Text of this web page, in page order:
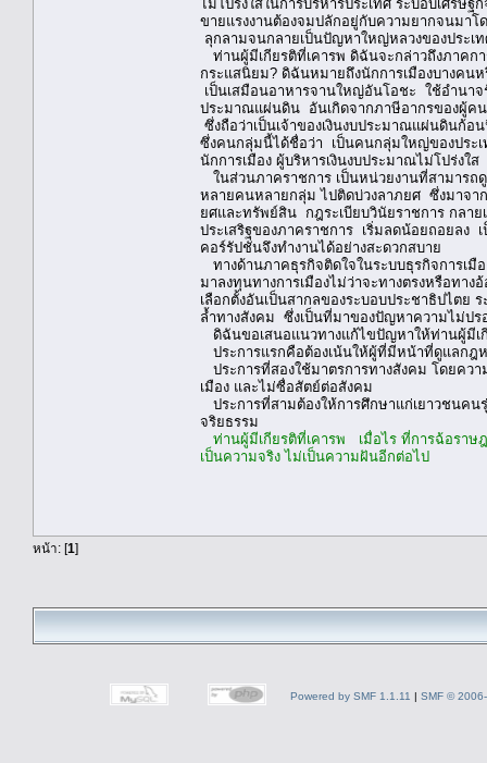
ไม่โปร่งใสในการบริหารประเทศ ระบอบเศร
ขายแรงงานต้องจมปลักอยู่กับความยากจนมา
ลุกลามจนกลายเป็นปัญหาใหญ่หลวงของประเ
ท่านผู้มีเกียรติที่เคารพ ดิฉันจะกล่าวถึงภาคก
กระแสนิยม? ดิฉันหมายถึงนักการเมืองบางค
เป็นเสมือนอาหารจานใหญ่อันโอชะ ใช้อำนาจ
ประมาณแผ่นดิน อันเกิดจากภาษีอากรของผู้ค
ซึ่งถือว่าเป็นเจ้าของเงินงบประมาณแผ่นดิน
ซึ่งคนกลุ่มนี้ได้ชื่อว่า เป็นคนกลุ่มใหญ่ของประ
นักการเมือง ผู้บริหารเงินงบประมาณไม่โปร่งใส
ในส่วนภาคราชการ เป็นหน่วยงานที่สามารถ
หลายคนหลายกลุ่ม ไปติดบ่วงลาภยศ ซึ่งมาจา
ยศและทรัพย์สิน กฎระเบียบวินัยราชการ กลา
ประเสริฐของภาคราชการ เริ่มลดน้อยถอยลง
คอร์รัปชั่นจึงทำงานได้อย่างสะดวกสบาย
ทางด้านภาคธุรกิจติดใจในระบบธุรกิจการเมื
มาลงทุนทางการเมืองไม่ว่าจะทางตรงหรือทา
เลือกตั้งอันเป็นสากลของระบอบประชาธิปไต
ล้ำทางสังคม ซึ่งเป็นที่มาของปัญหาความไม่ปร
ดิฉันขอเสนอแนวทางแก้ไขปัญหาให้ท่านผู้มีเ
ประการแรกคือต้องเน้นให้ผู้ที่มีหน้าที่ดูแลกฎ
ประการที่สองใช้มาตรการทางสังคม โดยค
เมือง และไม่ซื่อสัตย์ต่อสังคม
ประการที่สามต้องให้การศึกษาแก่เยาวชนค
จริยธรรม
ท่านผู้มีเกียรติที่เคารพ เมื่อไร ที่การฉ้อราษ
เป็นความจริง ไม่เป็นความฝันอีกต่อไป
หน้า: [1]
Powered by SMF 1.1.11 | SMF ©